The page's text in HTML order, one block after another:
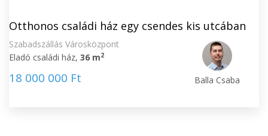
Otthonos családi ház egy csendes kis utcában
Szabadszállás Városközpont
Eladó családi ház, 36 m2
18 000 000 Ft Balla Csaba